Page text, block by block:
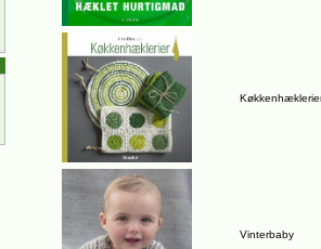
Vinterbaby